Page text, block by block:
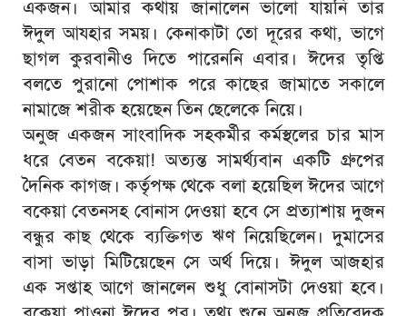
একজন। আমার কথায় জানালেন ভালো যায়নি তার
ঈদুল আযহার সময়। কেনাকাটা তো দূরের কথা, ভাগে
ছাগল কুরবানীও দিতে পারেননি এবার। ঈদের তৃপ্তি
বলতে পুরানো পোশাক পরে কাছের জামাতে সকালে
নামাজে শরীক হয়েছেন তিন ছেলেকে নিয়ে।
অনুজ একজন সাংবাদিক সহকর্মীর কর্মস্থলের চার মাস
ধরে বেতন বকেয়া! অত্যন্ত সামর্থ্যবান একটি গ্রুপের
দৈনিক কাগজ। কর্তৃপক্ষ থেকে বলা হয়েছিল ঈদের আগে
বকেয়া বেতনসহ বোনাস দেওয়া হবে সে প্রত্যাশায় দুজন
বন্ধুর কাছ থেকে ব্যক্তিগত ঋণ নিয়েছিলেন। দুমাসের
বাসা ভাড়া মিটিয়েছেন সে অর্থ দিয়ে। ঈদুল আজহার
এক সপ্তাহ আগে জানলেন শুধু বোনাসটা দেওয়া হবে।